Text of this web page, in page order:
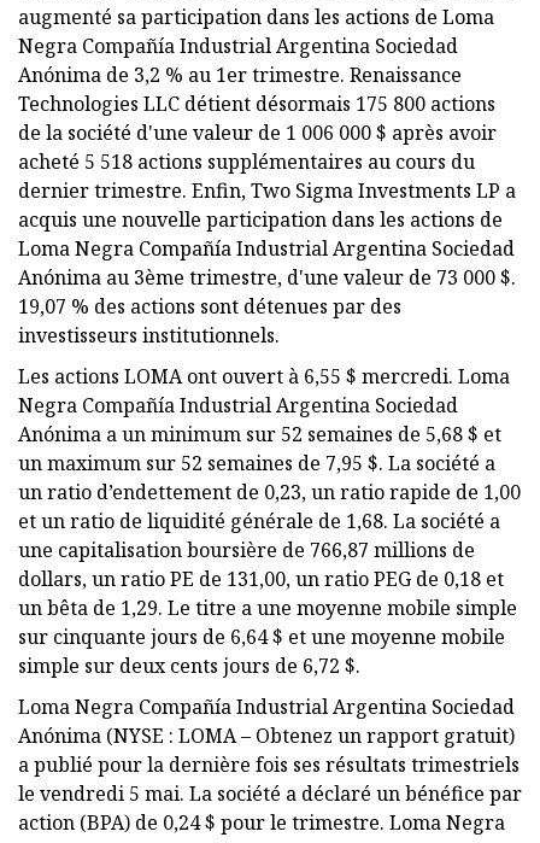
augmenté sa participation dans les actions de Loma
Negra Compañía Industrial Argentina Sociedad
Anónima de 3,2 % au 1er trimestre. Renaissance
Technologies LLC détient désormais 175 800 actions
de la société d'une valeur de 1 006 000 $ après avoir
acheté 5 518 actions supplémentaires au cours du
dernier trimestre. Enfin, Two Sigma Investments LP a
acquis une nouvelle participation dans les actions de
Loma Negra Compañía Industrial Argentina Sociedad
Anónima au 3ème trimestre, d'une valeur de 73 000 $.
19,07 % des actions sont détenues par des
investisseurs institutionnels.
Les actions LOMA ont ouvert à 6,55 $ mercredi. Loma
Negra Compañía Industrial Argentina Sociedad
Anónima a un minimum sur 52 semaines de 5,68 $ et
un maximum sur 52 semaines de 7,95 $. La société a
un ratio d’endettement de 0,23, un ratio rapide de 1,00
et un ratio de liquidité générale de 1,68. La société a
une capitalisation boursière de 766,87 millions de
dollars, un ratio PE de 131,00, un ratio PEG de 0,18 et
un bêta de 1,29. Le titre a une moyenne mobile simple
sur cinquante jours de 6,64 $ et une moyenne mobile
simple sur deux cents jours de 6,72 $.
Loma Negra Compañía Industrial Argentina Sociedad
Anónima (NYSE : LOMA – Obtenez un rapport gratuit)
a publié pour la dernière fois ses résultats trimestriels
le vendredi 5 mai. La société a déclaré un bénéfice par
action (BPA) de 0,24 $ pour le trimestre. Loma Negra